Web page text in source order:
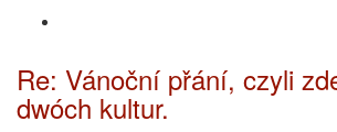
Re: Vánoční přání, czyli
dwóch kultur.